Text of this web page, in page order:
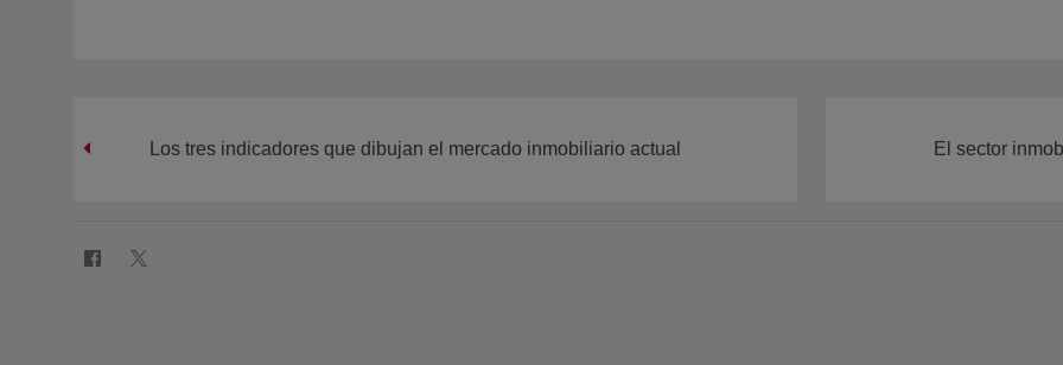
Los tres indicadores que dibujan el mercado inmobiliario actual El sector